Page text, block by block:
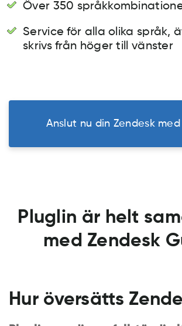
Över 350
Service för alla olika språk,
skrivs från höger till vänster
Anslut nu din Zendesk
Pluglin är helt
med Zendesk
Hur översätts